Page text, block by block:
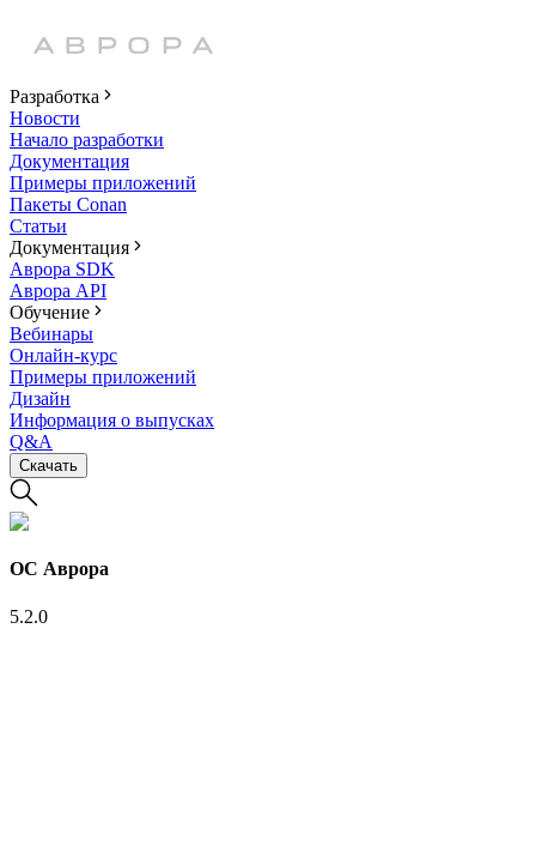
Разработка
Новости
Начало разработки
Документация
Примеры приложений
Пакеты Conan
Статьи
Документация
Аврора SDK
Аврора API
Обучение
Вебинары
Онлайн-курс
Примеры приложений
Дизайн
Информация о выпусках
Q&A
Скачать
ОС Аврора
5.2.0